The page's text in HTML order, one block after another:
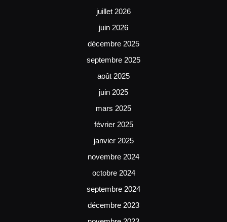
juillet 2026
juin 2026
décembre 2025
septembre 2025
août 2025
juin 2025
mars 2025
février 2025
janvier 2025
novembre 2024
octobre 2024
septembre 2024
décembre 2023